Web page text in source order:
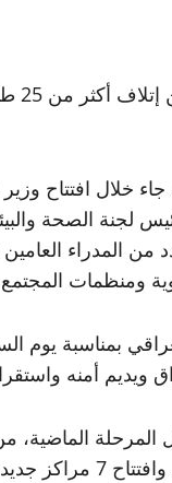
جاء خلال افتتاح
لجنة الصحة
المدراء العامين
ومنظمات المجتمع
بمناسبة يوم
ويديم أمنه
التشخيص والعلاج.